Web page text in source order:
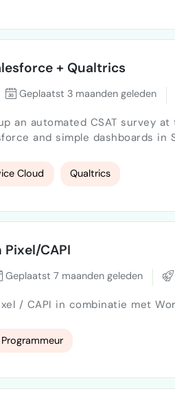
+ Qualtrics
Geplaatst 3 maanden geleden
an automated CSAT survey
and simple dashboards
a Salesforce ticket
Cloud Qualtrics
CAPI
Geplaatst 7 maanden geleden
/ CAPI in combinatie met
Programmeur